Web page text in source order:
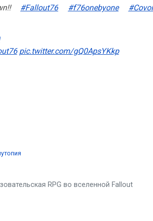
#Fallout76 #f76onebyone
pic.twitter.com/gQ0ApsYKkp
RPG во вселенной Fallout